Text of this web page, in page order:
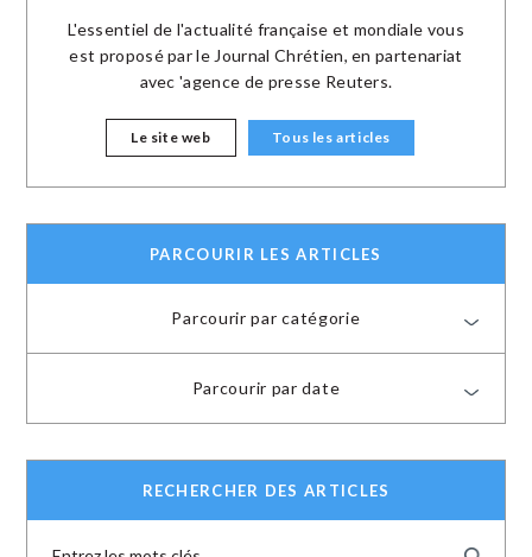
L'essentiel de l'actualité française et mondiale vous
est proposé par le Journal Chrétien, en partenariat
avec 'agence de presse Reuters.
Le site web Tous les articles
PARCOURIR LES ARTICLES
Parcourir par catégorie
Parcourir par date
RECHERCHER DES ARTICLES